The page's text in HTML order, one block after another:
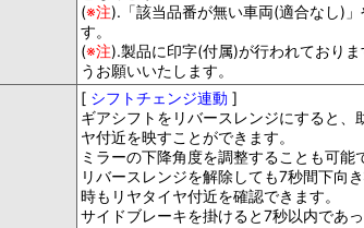
(※注).「該当品番が無い車両(適合なし)
す。
(※注).製品に印字(付属)が行われており
うお願いいたします。
[ シフトチェンジ連動 ]
ギアシフトをリバースレンジにすると
ヤ付近を映すことができます。
ミラーの下降角度を調整することも可能
リバースレンジを解除しても7秒間下向
時もリヤタイヤ付近を確認できます。
サイドブレーキを掛けると7秒以内であ